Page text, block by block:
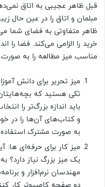
قبل ظاهر عجیبی به اتاق
مبلمان و اتاق را در عین حال
ظاهر متفاوتی به فضای شما
خرید را الزامی می‌کند. فضا را
مناسب میز مطالعه را به
میز تحریر برای دانش
تکی هستید که بچه‌هایتان
باید اندازه بزرگ‌تر را
و کتاب‌های آن‌ها را در
به صورت مشترک استفاده
میز کار برای حرفه‌ای ها:
یک میز بزرگ نیاز دارد؟
مهندسان نرم‌افزار و